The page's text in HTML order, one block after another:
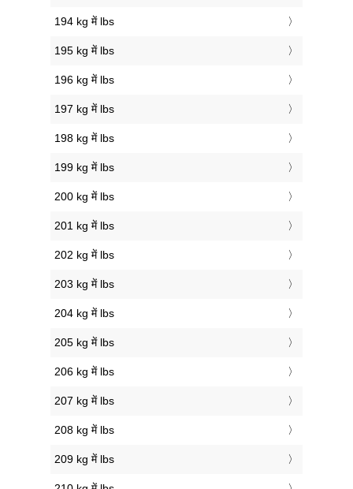
194 kg में lbs
195 kg में lbs
196 kg में lbs
197 kg में lbs
198 kg में lbs
199 kg में lbs
200 kg में lbs
201 kg में lbs
202 kg में lbs
203 kg में lbs
204 kg में lbs
205 kg में lbs
206 kg में lbs
207 kg में lbs
208 kg में lbs
209 kg में lbs